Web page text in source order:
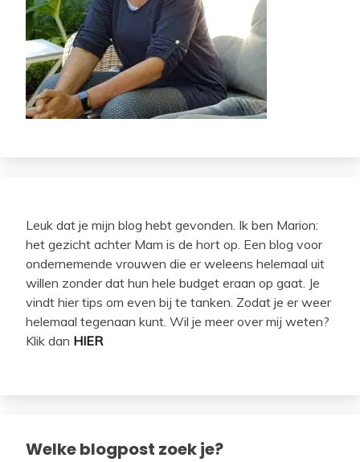
Leuk dat je mijn blog hebt gevonden. Ik ben Marion:
het gezicht achter Mam is de hort op. Een blog voor
ondernemende vrouwen die er weleens helemaal uit
willen zonder dat hun hele budget eraan op gaat. Je
vindt hier tips om even bij te tanken. Zodat je er weer
helemaal tegenaan kunt. Wil je meer over mij weten?
Klik dan HIER
Welke blogpost zoek je?